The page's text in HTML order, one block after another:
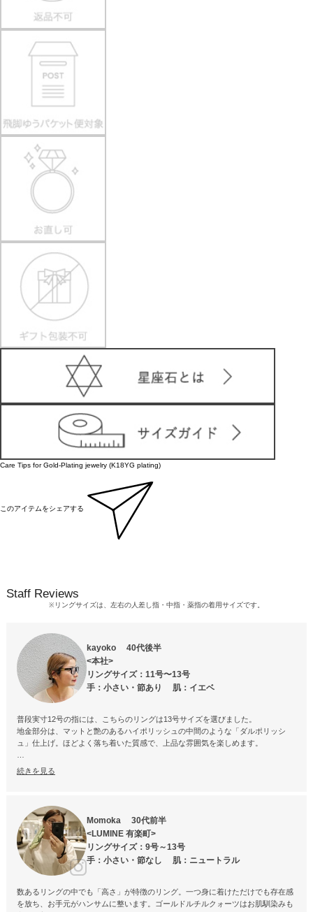
Care Tips for Gold-Plating jewelry (K18YG plating)
このアイテムをシェアする
Staff Reviews
※ リングサイズは、左右の人差し指・中指・薬指の着用サイズです。
kayoko 40代後半
<本社>
リングサイズ：11号〜13号
手：小さい・節あり 肌：イエベ
普段実寸12号の指には、こちらのリングは13号サイズを選びました。
地金部分は、マットと艶のあるハイポリッシュの中間のような「ダルポリッシ
ュ」仕上げ。ほどよく落ち着いた質感で、上品な雰囲気を楽しめます。
石の美しさを最大限に引き立てるシンプルなデザインで、2点留めのセッティン
また、石は接着（のり留め）を併用して固定しているため、手洗いや入浴などで
水に濡れると接着力が弱まり、石取れの原因となることがあります。水仕事や入
浴の際は外していただくのがおすすめです。少し気を付けていただくだけで、美
しい状態をより長く保ちながらご愛用いただけます。
ならではの一点ものの魅力ですので、お手元に届いた石との出会いも楽しんでい
ただけたら嬉しいですが、もちろん、「思っていた雰囲気と違った」と感じられ
続きを見る
Momoka 30代前半
<LUMINE 有楽町>
リングサイズ：9号～13号
手：小さい・節なし 肌：ニュートラル
数あるリングの中でも「高さ」が特徴のリング。一つ身に着けただけでも存在感
を放ち、お手元がハンサムに整います。ゴールドルチルクォーツはお肌馴染みも